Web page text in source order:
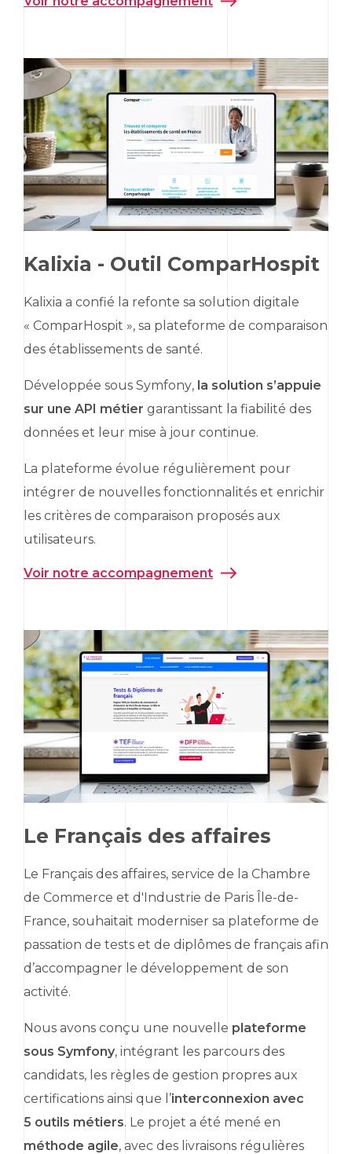
Kalixia - Outil ComparHospit
Kalixia a confié la refonte sa solution digitale
« ComparHospit », sa plateforme de comparaison
des établissements de santé.
Développée sous Symfony, la solution s’appuie
sur une API métier garantissant la fiabilité des
données et leur mise à jour continue.
La plateforme évolue régulièrement pour
intégrer de nouvelles fonctionnalités et enrichir
les critères de comparaison proposés aux
utilisateurs.
Voir notre accompagnement
Le Français des affaires
Le Français des affaires, service de la Chambre
de Commerce et d'Industrie de Paris Île-de-
France, souhaitait moderniser sa plateforme de
passation de tests et de diplômes de français afin
d’accompagner le développement de son
activité.
Nous avons conçu une nouvelle plateforme
sous Symfony, intégrant les parcours des
candidats, les règles de gestion propres aux
certifications ainsi que l’interconnexion avec
5 outils métiers. Le projet a été mené en
méthode agile, avec des livraisons régulières